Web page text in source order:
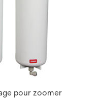
pour zoomer